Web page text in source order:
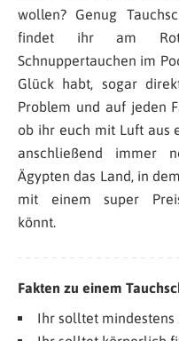
wollen? Genug
findet ihr am
Schnuppertauchen im
Glück habt, sogar
Problem und auf jeden
ob ihr euch mit Luft aus
anschließend immer
Ägypten das Land, in
mit einem super
könnt.
Fakten zu einem
Ihr solltet mindestens